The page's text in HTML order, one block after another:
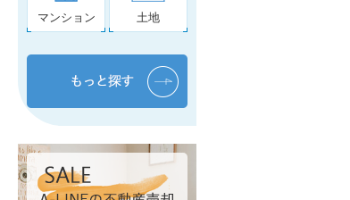
マンション 土地